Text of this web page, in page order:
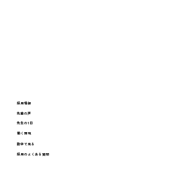
採用情報
先輩の声
先生の1日
働く環境
数字で見る
採用のよくある質問